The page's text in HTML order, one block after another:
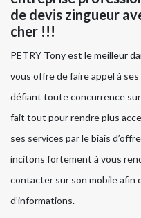
de devis zingueur
cher !!!
PETRY Tony est le meilleur
vous offre de faire appel à
défiant toute concurrence
fait tout pour rendre plus
ses services par le biais
incitons fortement à vous
contacter sur son mobile afin
d’informations.